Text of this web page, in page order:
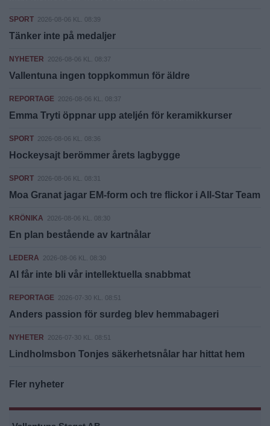
SPORT 2026-08-06 KL. 08:39
Tänker inte på medaljer
NYHETER 2026-08-06 KL. 08:37
Vallentuna ingen toppkommun för äldre
REPORTAGE 2026-08-06 KL. 08:37
Emma Tryti öppnar upp ateljén för keramikkurser
SPORT 2026-08-06 KL. 08:36
Hockeysajt berömmer årets lagbygge
SPORT 2026-08-06 KL. 08:31
Moa Granat jagar EM-form och tre flickor i All-Star Team
KRÖNIKA 2026-08-06 KL. 08:30
En plan bestående av kartnålar
LEDERA 2026-08-06 KL. 08:30
AI får inte bli vår intellektuella snabbmat
REPORTAGE 2026-07-30 KL. 08:51
Anders passion för surdeg blev hemmabageri
NYHETER 2026-07-30 KL. 08:51
Lindholmsbon Tonjes säkerhetsnålar har hittat hem
Fler nyheter